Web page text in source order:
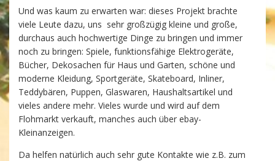
Und was kaum zu erwarten war: dieses Projekt brachte
viele Leute dazu, uns sehr großzügig kleine und große,
durchaus auch hochwertige Dinge zu bringen und immer
noch zu bringen: Spiele, funktionsfähige Elektrogeräte,
Bücher, Dekosachen für Haus und Garten, schöne und
moderne Kleidung, Sportgeräte, Skateboard, Inliner,
Teddybären, Puppen, Glaswaren, Haushaltsartikel und
vieles andere mehr. Vieles wurde und wird auf dem
Flohmarkt verkauft, manches auch über ebay-
Kleinanzeigen.
Da helfen natürlich auch sehr gute Kontakte wie z.B. zum